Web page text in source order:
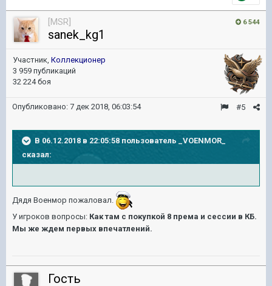
6 544
[MSR]
sanek_kg1
Участник, Коллекционер
3 959 публикаций
32 224 боя
#5
Опубликовано: 7 дек 2018, 06:03:54
В 06.12.2018 в 22:05:58 пользователь
_VOENMOR_
сказал:
Дядя Военмор пожаловал.
У игроков вопросы: Как там с покупкой 8 према и сессии в КБ.
Мы же ждем первых впечатлений.
Гость